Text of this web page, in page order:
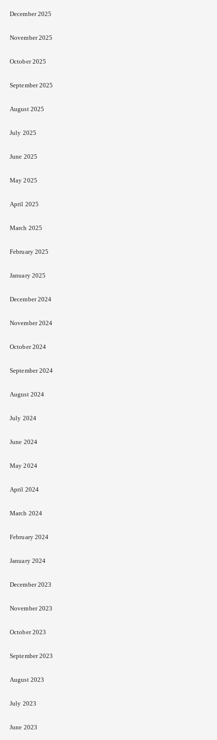
December 2025
November 2025
October 2025
September 2025
August 2025
July 2025
June 2025
May 2025
April 2025
March 2025
February 2025
January 2025
December 2024
November 2024
October 2024
September 2024
August 2024
July 2024
June 2024
May 2024
April 2024
March 2024
February 2024
January 2024
December 2023
November 2023
October 2023
September 2023
August 2023
July 2023
June 2023